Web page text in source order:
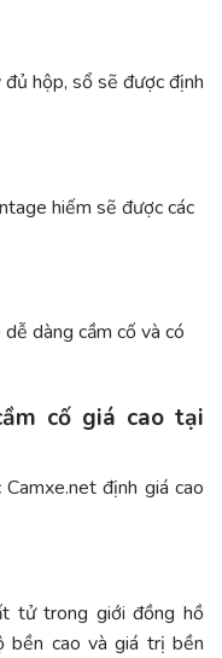
hộp, sổ sẽ được định
hiếm sẽ được các
dàng cầm cố và có
cố giá cao tại
định giá cao
tử trong giới đồng hồ
bền cao và giá trị bền